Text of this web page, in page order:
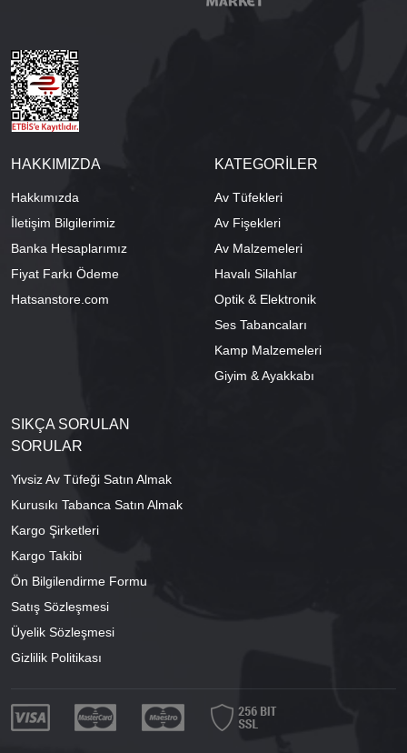
HAKKIMIZDA
Hakkımızda
İletişim Bilgilerimiz
Banka Hesaplarımız
Fiyat Farkı Ödeme
Hatsanstore.com
KATEGORİLER
Av Tüfekleri
Av Fişekleri
Av Malzemeleri
Havalı Silahlar
Optik & Elektronik
Ses Tabancaları
Kamp Malzemeleri
Giyim & Ayakkabı
SIKÇA SORULAN
SORULAR
Yivsiz Av Tüfeği Satın Almak
Kurusıkı Tabanca Satın Almak
Kargo Şirketleri
Kargo Takibi
Ön Bilgilendirme Formu
Satış Sözleşmesi
Üyelik Sözleşmesi
Gizlilik Politikası